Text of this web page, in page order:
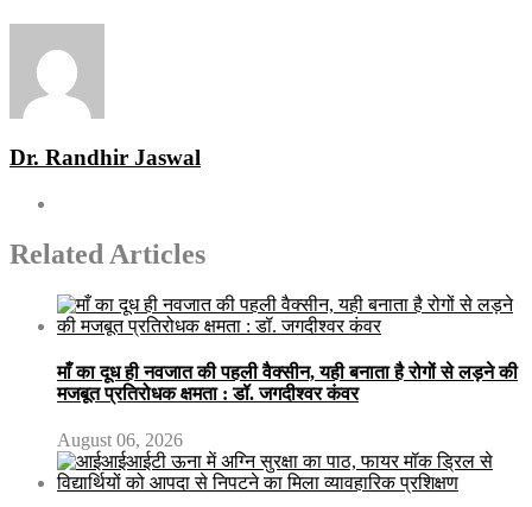
Dr. Randhir Jaswal
Related Articles
माँ का दूध ही नवजात की पहली वैक्सीन, यही बनाता है रोगों से लड़ने की
मजबूत प्रतिरोधक क्षमता : डॉ. जगदीश्वर कंवर
August 06, 2026